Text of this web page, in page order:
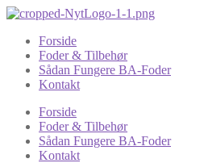
Forside
Foder & Tilbehør
Sådan Fungere BA-Foder
Kontakt
Forside
Foder & Tilbehør
Sådan Fungere BA-Foder
Kontakt